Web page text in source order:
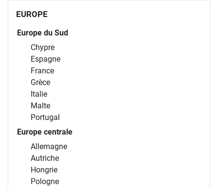
EUROPE
Europe du Sud
Chypre
Espagne
France
Grèce
Italie
Malte
Portugal
Europe centrale
Allemagne
Autriche
Hongrie
Pologne